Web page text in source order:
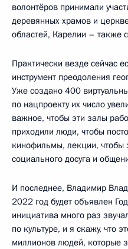
волонтёров принимали
деревянных храмов и
областей, Карелии – также
Практически везде сейчас
инструмент преодоления
Уже создано 400
по нацпроекту их число
важное, чтобы эти залы
приходили люди, чтобы
кинофильмы, лекции, чтобы
социального досуга и
И последнее, Владимир
2022 год будет объявлен
инициатива много раз
по культуре, и я скажу, что
миллионов людей, которые